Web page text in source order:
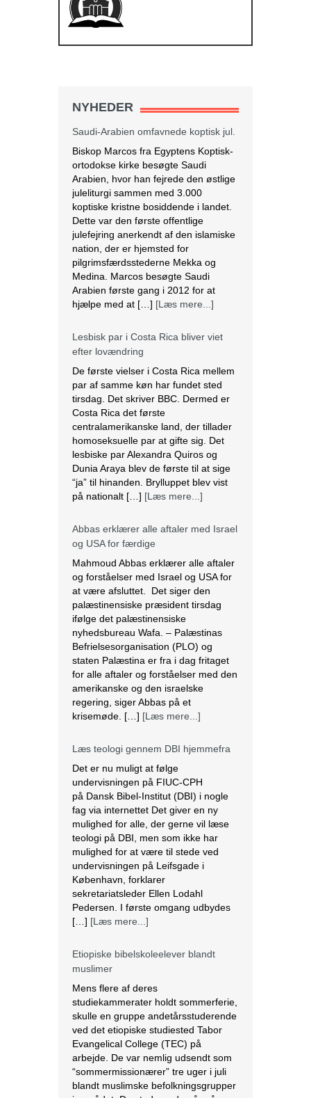
NYHEDER
Saudi-Arabien omfavnede koptisk jul.
Biskop Marcos fra Egyptens Koptisk-
ortodokse kirke besøgte Saudi
Arabien, hvor han fejrede den østlige
juleliturgi sammen med 3.000
koptiske kristne bosiddende i landet.
Dette var den første offentlige
julefejring anerkendt af den islamiske
nation, der er hjemsted for
pilgrimsfærdsstederne Mekka og
Medina. Marcos besøgte Saudi
Arabien første gang i 2012 for at
hjælpe med at […] [Læs mere...]
Lesbisk par i Costa Rica bliver viet
efter lovændring
De første vielser i Costa Rica mellem
par af samme køn har fundet sted
tirsdag. Det skriver BBC. Dermed er
Costa Rica det første
centralamerikanske land, der tillader
homoseksuelle par at gifte sig. Det
lesbiske par Alexandra Quiros og
Dunia Araya blev de første til at sige
“ja” til hinanden. Brylluppet blev vist
på nationalt […] [Læs mere...]
Abbas erklærer alle aftaler med Israel
og USA for færdige
Mahmoud Abbas erklærer alle aftaler
og forståelser med Israel og USA for
at være afsluttet. Det siger den
palæstinensiske præsident tirsdag
ifølge det palæstinensiske
nyhedsbureau Wafa. – Palæstinas
Befrielsesorganisation (PLO) og
staten Palæstina er fra i dag fritaget
for alle aftaler og forståelser med den
amerikanske og den israelske
regering, siger Abbas på et
krisemøde. […] [Læs mere...]
Læs teologi gennem DBI hjemmefra
Det er nu muligt at følge
undervisningen på FIUC-CPH
på Dansk Bibel-Institut (DBI) i nogle
fag via internettet Det giver en ny
mulighed for alle, der gerne vil læse
teologi på DBI, men som ikke har
mulighed for at være til stede ved
undervisningen på Leifsgade i
København, forklarer
sekretariatsleder Ellen Lodahl
Pedersen. I første omgang udbydes
[…] [Læs mere...]
Etiopiske bibelskoleelever blandt
muslimer
Mens flere af deres
studiekammerater holdt sommerferie,
skulle en gruppe andetårsstuderende
ved det etiopiske studiested Tabor
Evangelical College (TEC) på
arbejde. De var nemlig udsendt som
“sommermissionærer” tre uger i juli
blandt muslimske befolkningsgrupper